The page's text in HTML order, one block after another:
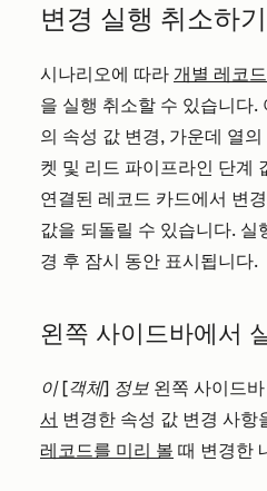
변경 실행 취소하기
시나리오에 따라 개별 레코
을 실행 취소할 수 있습니다.
의 속성 값 변경, 가운데 열
켓 및 리드 파이프라인 단계
연결된 레코드 카드에서 변
값을 되돌릴 수 있습니다. 실
경 후 잠시 동안 표시됩니다.
왼쪽 사이드바에서
이 [객체] 정보 왼쪽 사이드바
서 변경한 속성 값 변경 사항
레코드를 미리 볼 때 변경한